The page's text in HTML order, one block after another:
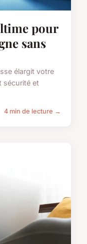
pour
sans
élargit votre
sécurité et
4 min de lecture →